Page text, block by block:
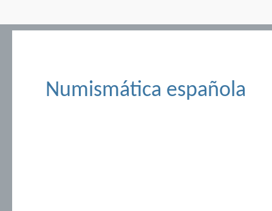
Numismática española